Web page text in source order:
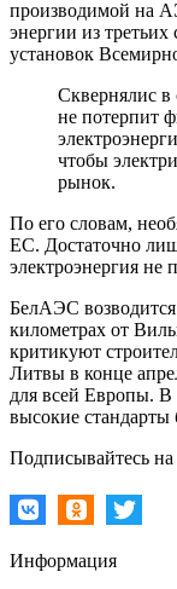
производимой на
энергии из
установок
Сквернялис в
не потерпит
чтобы
рынок.
По его словам,
ЕС. Достаточно
электроэнергия не
БелАЭС
километрах от
критикуют
Литвы в конце
для всей Европы. В
высокие стандарты
Подписывайтесь
Информация